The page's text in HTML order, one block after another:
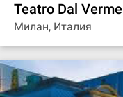
Teatro Dal Verme
Милан, Италия